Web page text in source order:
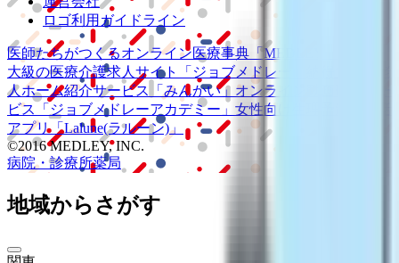
ロゴ利用ガイドライン
医師たちがつくるオンライン医療事典 「MEDLEY」
大級の医療介護求人サイト 「ジョブメドレー」
人ホーム紹介サービス
「みんかい」 オンライン
ビス
「ジョブメドレーアカデミー」 女性向け
アプリ「Lalune(ラルーン)」
©2016 MEDLEY, INC.
病院・診療所薬局
地域からさがす